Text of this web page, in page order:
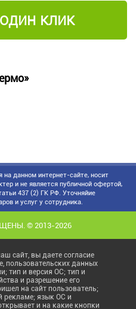
клик
данном интернет-сайте, носит
и не является публичной офертой,
437 (2) ГК РФ. Уточняйие
и услуг у сотрудника.
© 2013-2026
сайт, вы даете согласие
пользовательских данных
тип и версия ОС; тип и
и разрешение его
на сайт пользователь;
рекламе; язык ОС и
и на какие кнопки